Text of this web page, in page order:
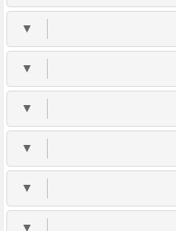
▼
▼
▼
▼
▼